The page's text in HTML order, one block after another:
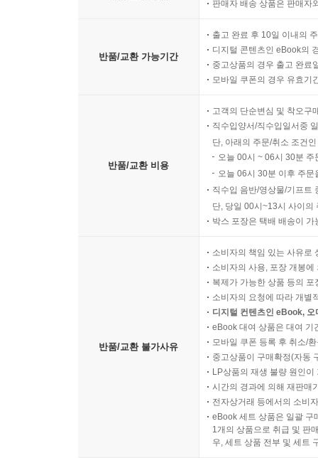
판매자 배송 상품은 판매자
반품/교환 가능기간
출고 완료 후 10일 이내의
디지털 콘텐츠인 eBook의
중고상품의 경우 출고 완료
모바일 쿠폰의 경우 유효기
반품/교환 비용
고객의 단순변심 및 착오구
직수입양서/직수입일서중
단, 아래의 주문/취소 조건
오늘 00시 ~ 06시 30분
오늘 06시 30분 이후 주
직수입 음반/영상물/기프트
단, 당일 00시~13시 사이의
박스 포장은 택배 배송이
반품/교환 불가사유
소비자의 책임 있는 사유로
소비자의 사용, 포장 개봉
복제가 가능한 상품 등의
소비자의 요청에 따라 개별
디지털 컨텐츠인 eBook,
eBook 대여 상품은 대여 기
모바일 쿠폰 등록 후 취소/
중고상품이 구매확정(자동
LP상품의 재생 불량 원인
시간의 경과에 의해 재판매
전자상거래 등에서의 소비
eBook 세트 상품은 일괄 구
1개의 상품으로 취급 및 판
우, 세트 상품 전부 및 세트